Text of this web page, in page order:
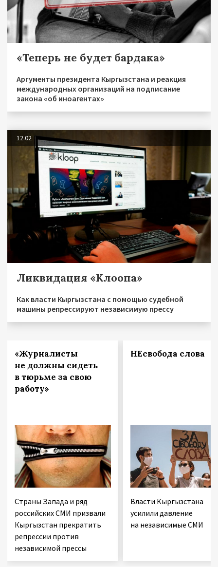
«Теперь не будет бардака»
Аргументы президента Кыргызстана и реакция
международных организаций на подписание
закона «об иноагентах»
12.02
Ликвидация «Клоопа»
Как власти Кыргызстана с помощью судебной
машины репрессируют независимую прессу
«Журналисты
не должны сидеть
в тюрьме за свою
работу»
Страны Запада и ряд
российских СМИ призвали
Кыргызстан прекратить
репрессии против
независимой прессы
НЕсвобода слова
Власти Кыргызстана
усилили давление
на независимые СМИ